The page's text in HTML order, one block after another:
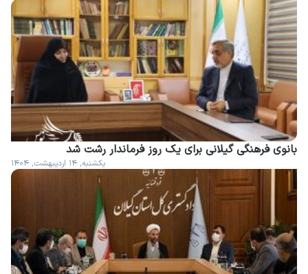
بانوی فرهنگی گیلانی برای یک روز فرماندار رشت شد
یکشنبه, ۱۴ اردیبهشت, ۱۴۰۴